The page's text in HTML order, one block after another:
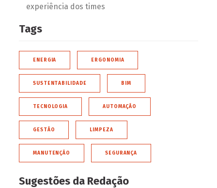
experiência dos times
Tags
ENERGIA ERGONOMIA
SUSTENTABILIDADE BIM
TECNOLOGIA AUTOMAÇÃO
GESTÃO LIMPEZA
MANUTENÇÃO SEGURANÇA
Sugestões da Redação